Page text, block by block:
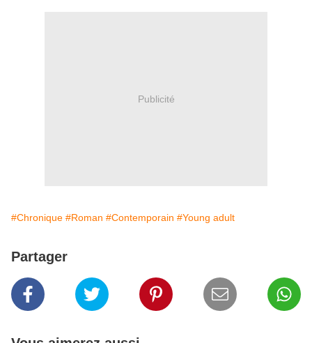
Publicité
#Chronique #Roman #Contemporain #Young adult
Partager